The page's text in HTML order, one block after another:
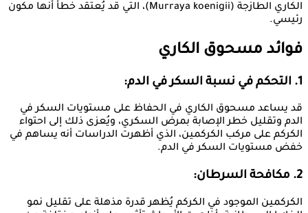
الكاري الطازجة (Murraya koenigii)، التي قد يُعتقد خطأً أنها مكون
رئيسي.
فوائد مسحوق الكاري
1. التحكم في نسبة السكر في الدم:
قد يساعد مسحوق الكاري في الحفاظ على مستويات السكر في
الدم وتقليل خطر الإصابة بمرض السكري، ويُعزى ذلك إلى احتواء
الكركم على مركب الكركمين، الذي أظهرت الدراسات أنه يساهم في
خفض مستويات السكر في الدم.
2. مكافحة السرطان:
الكركمين الموجود في الكركم يُظهر قدرة مذهلة على تقليل نمو